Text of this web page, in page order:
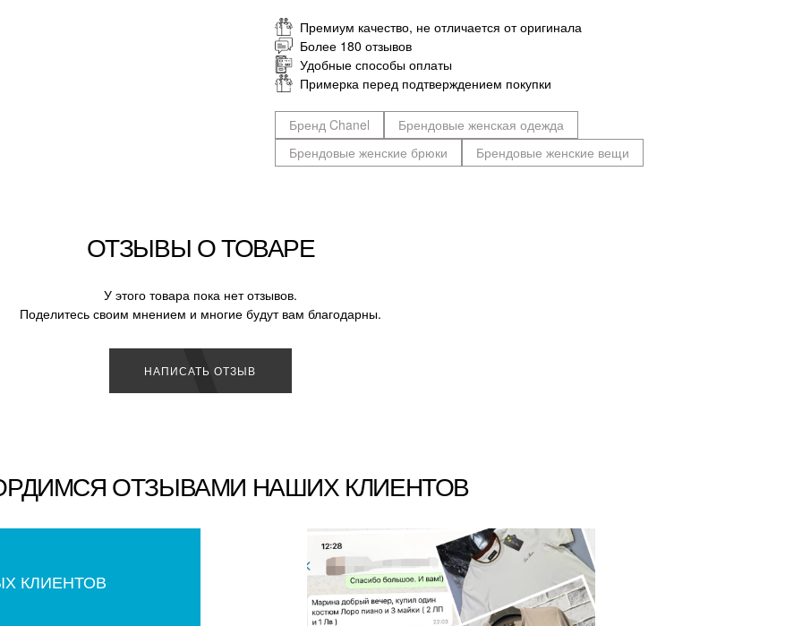
Премиум качество, не отличается от оригинала
Более 180 отзывов
Удобные способы оплаты
Примерка перед подтверждением покупки
Бренд Chanel
Брендовые женская одежда
Брендовые женские брюки
Брендовые женские вещи
ОТЗЫВЫ О ТОВАРЕ
У этого товара пока нет отзывов.
Поделитесь своим мнением и многие будут вам благодарны.
НАПИСАТЬ ОТЗЫВ
ОТЗЫВАМИ НАШИХ КЛИЕНТОВ
КЛИЕНТОВ